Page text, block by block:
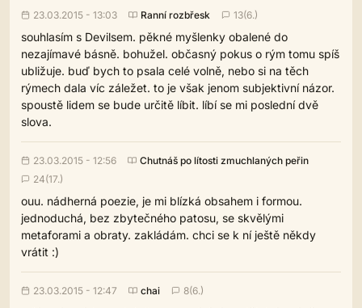
23.03.2015 - 13:03 Ranní rozbřesk 13(6.)
souhlasím s Devilsem. pěkné myšlenky obalené do
nezajímavé básně. bohužel. občasný pokus o rým tomu spíš
ubližuje. buď bych to psala celé volně, nebo si na těch
rýmech dala víc záležet. to je však jenom subjektivní názor.
spoustě lidem se bude určitě líbit. líbí se mi poslední dvě
slova.
23.03.2015 - 12:56
Chutnáš po lítosti zmuchlaných peřin
24(17.)
ouu. nádherná poezie, je mi blízká obsahem i formou.
jednoduchá, bez zbytečného patosu, se skvělými
metaforami a obraty. zakládám. chci se k ní ještě někdy
vrátit :)
23.03.2015 - 12:47 chai 8(6.)